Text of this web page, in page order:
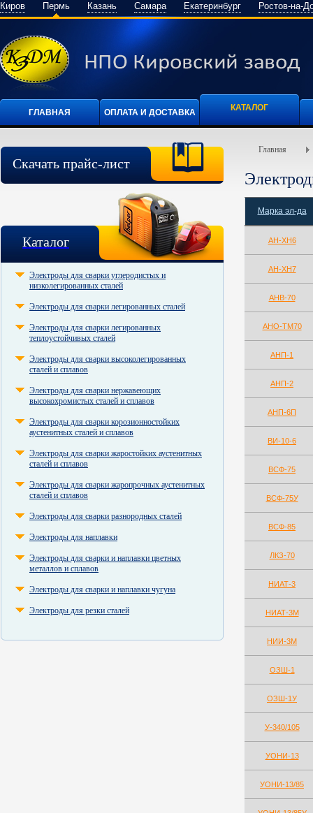
Киров Пермь Казань Самара Екатеринбург Ростов-на-
ГЛАВНАЯ ОПЛАТА И ДОСТАВКА КАТАЛОГ
Скачать прайс-лист
Каталог
Электроды для сварки углеродистых и
низколегированных сталей
Электроды для сварки легированных сталей
Электроды для сварки легированных
теплоустойчивых сталей
Электроды для сварки высоколегированных
сталей и сплавов
Электроды для сварки нержавеющих
высокохромистых сталей и сплавов
Электроды для сварки корозионностойких
аустенитных сталей и сплавов
Электроды для сварки жаростойких аустенитных
сталей и сплавов
Электроды для сварки жаропрочных аустенитных
сталей и сплавов
Электроды для сварки разнородных сталей
Электроды для наплавки
Электроды для сварки и наплавки цветных
металлов и сплавов
Электроды для сварки и наплавки чугуна
Электроды для резки сталей
Главная
Марка эл-да
АН-ХН6
АН-ХН7
АНВ-70
АНО-ТМ70
АНП-1
АНП-2
АНП-6П
ВИ-10-6
ВСФ-75
ВСФ-75У
ВСФ-85
ЛКЗ-70
НИАТ-3
НИАТ-3М
НИИ-3М
ОЗШ-1
ОЗШ-1У
У-340/105
УОНИ-13
УОНИ-13/85